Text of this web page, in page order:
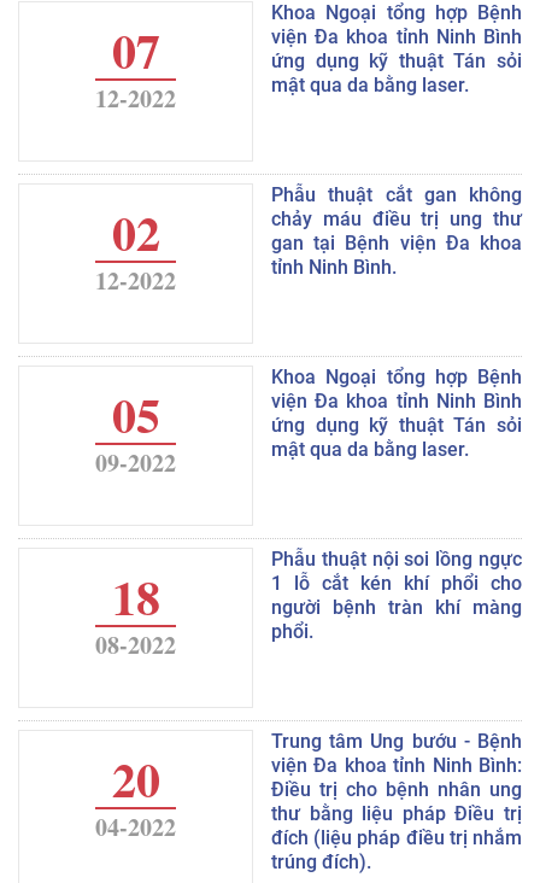
07
12-2022
Khoa Ngoại tổng hợp Bệnh
viện Đa khoa tỉnh Ninh Bình
ứng dụng kỹ thuật Tán sỏi
mật qua da bằng laser.
02
12-2022
Phẫu thuật cắt gan không
chảy máu điều trị ung thư
gan tại Bệnh viện Đa khoa
tỉnh Ninh Bình.
05
09-2022
Khoa Ngoại tổng hợp Bệnh
viện Đa khoa tỉnh Ninh Bình
ứng dụng kỹ thuật Tán sỏi
mật qua da bằng laser.
18
08-2022
Phẫu thuật nội soi lồng ngực
1 lỗ cắt kén khí phổi cho
người bệnh tràn khí màng
phổi.
20
04-2022
Trung tâm Ung bướu - Bệnh
viện Đa khoa tỉnh Ninh Bình:
Điều trị cho bệnh nhân ung
thư bằng liệu pháp Điều trị
đích (liệu pháp điều trị nhắm
trúng đích).